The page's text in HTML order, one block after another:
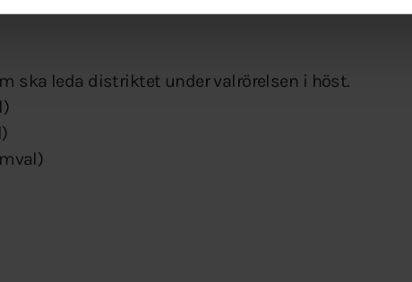
ska leda distriktet under valrörelsen i höst.